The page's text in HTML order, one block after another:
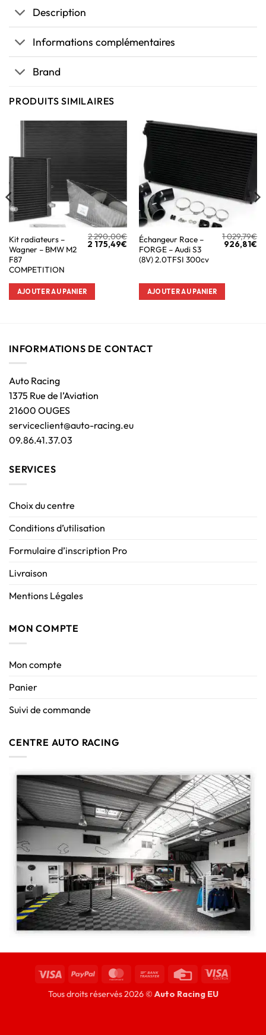
Description
Informations complémentaires
Brand
PRODUITS SIMILAIRES
Kit radiateurs –
Wagner – BMW M2
F87
COMPETITION
2 290,00€
2 175,49€
AJOUTER AU PANIER
Échangeur Race –
FORGE – Audi S3
(8V) 2.0TFSI 300cv
1 029,79€
926,81€
AJOUTER AU PANIER
INFORMATIONS DE CONTACT
Auto Racing
1375 Rue de l’Aviation
21600 OUGES
serviceclient@auto-racing.eu
09.86.41.37.03
SERVICES
Choix du centre
Conditions d’utilisation
Formulaire d’inscription Pro
Livraison
Mentions Légales
MON COMPTE
Mon compte
Panier
Suivi de commande
CENTRE AUTO RACING
Tous droits réservés 2026 © Auto Racing EU